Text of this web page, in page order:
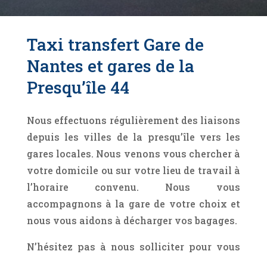
Taxi transfert Gare de
Nantes et gares de la
Presqu’île 44
Nous effectuons régulièrement des liaisons
depuis les villes de la presqu’île vers les
gares locales. Nous venons vous chercher à
votre domicile ou sur votre lieu de travail à
l’horaire convenu. Nous vous
accompagnons à la gare de votre choix et
nous vous aidons à décharger vos bagages.
N’hésitez pas à nous solliciter pour vous